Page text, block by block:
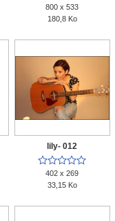
800 x 533
180,8 Ko
lily- 012

402 x 269
33,15 Ko